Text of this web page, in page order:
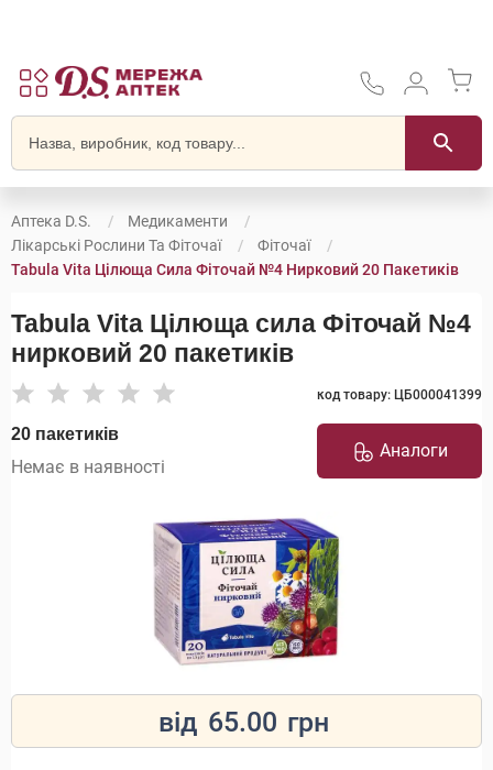
Аптека D.S.
Медикаменти
Лікарські Рослини Та Фіточаї
Фіточаї
Tabula Vita Цілюща Сила Фіточай №4 Нирковий 20 Пакетиків
Tabula Vita Цілюща сила Фіточай №4
нирковий 20 пакетиків
код товару: ЦБ000041399
20 пакетиків
Немає в наявності
Аналоги
від 65.00 грн